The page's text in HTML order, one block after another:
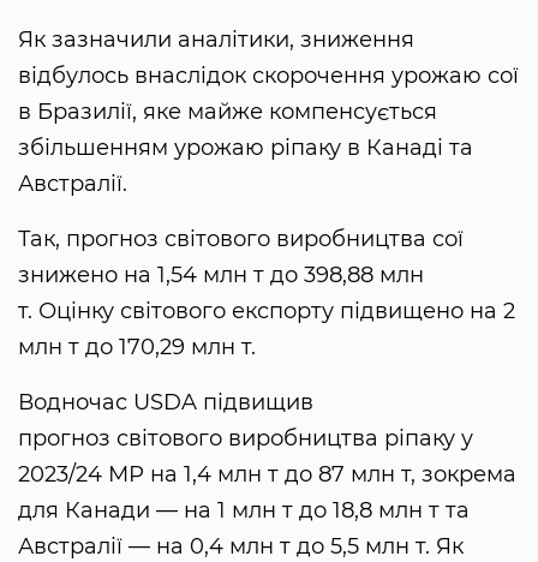
Як зазначили аналітики, зниження
відбулось внаслідок скорочення урожаю сої
в Бразилії, яке майже компенсується
збільшенням урожаю ріпаку в Канаді та
Австралії.
Так, прогноз світового виробництва сої
знижено на 1,54 млн т до 398,88 млн
т. Оцінку світового експорту підвищено на 2
млн т до 170,29 млн т.
Водночас USDA підвищив
прогноз світового виробництва ріпаку у
2023/24 МР на 1,4 млн т до 87 млн т, зокрема
для Канади — на 1 млн т до 18,8 млн т та
Австралії — на 0,4 млн т до 5,5 млн т. Як